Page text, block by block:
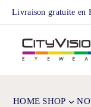
Skip
content
Livraison gratuite en
HOME SHOP